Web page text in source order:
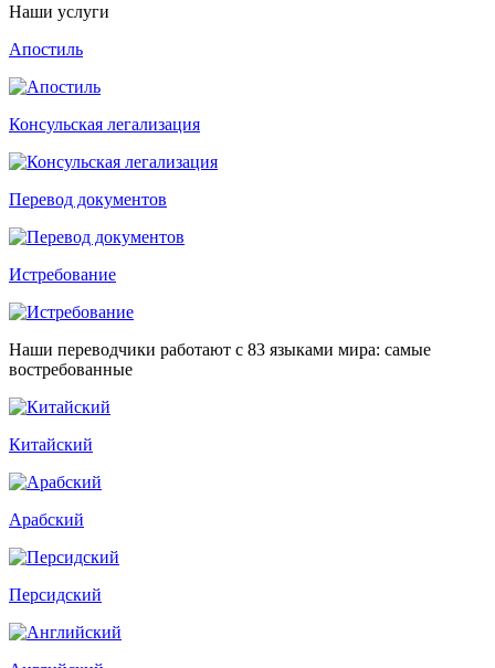
Наши услуги
Апостиль
Консульская легализация
Перевод документов
Истребование
Наши переводчики работают с 83 языками мира: самые
востребованные
Китайский
Арабский
Персидский